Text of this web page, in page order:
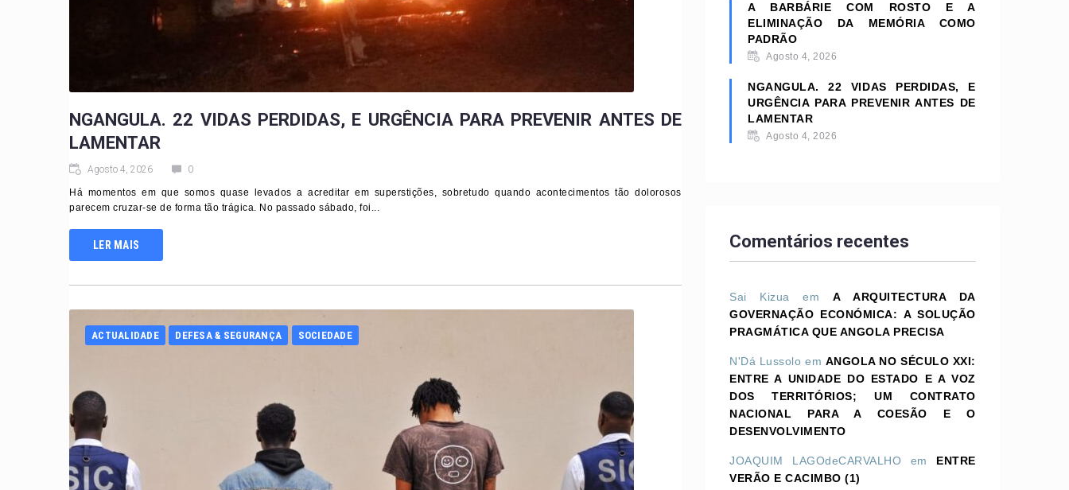
NGANGULA. 22 VIDAS PERDIDAS, E URGÊNCIA PARA PREVENIR ANTES DE
LAMENTAR
Agosto 4, 2026 0
Há momentos em que somos quase levados a acreditar em superstições, sobretudo quando acontecimentos tão dolorosos
parecem cruzar-se de forma tão trágica. No passado sábado, foi...
LER MAIS
ACTUALIDADE DEFESA & SEGURANÇA SOCIEDADE
A BARBÁRIE COM ROSTO E A
ELIMINAÇÃO DA MEMÓRIA COMO
PADRÃO
Agosto 4, 2026
NGANGULA. 22 VIDAS PERDIDAS, E
URGÊNCIA PARA PREVENIR ANTES DE
LAMENTAR
Agosto 4, 2026
Comentários recentes
Sai Kizua emA ARQUITECTURA DA
GOVERNAÇÃO ECONÓMICA: A SOLUÇÃO
PRAGMÁTICA QUE ANGOLA PRECISA
N'Dá Lussolo em ANGOLA NO SÉCULO XXI:
ENTRE A UNIDADE DO ESTADO E A VOZ
DOS TERRITÓRIOS; UM CONTRATO
NACIONAL PARA A COESÃO E O
DESENVOLVIMENTO
JOAQUIM LAGOdeCARVALHO em ENTRE
VERÃO E CACIMBO (1)